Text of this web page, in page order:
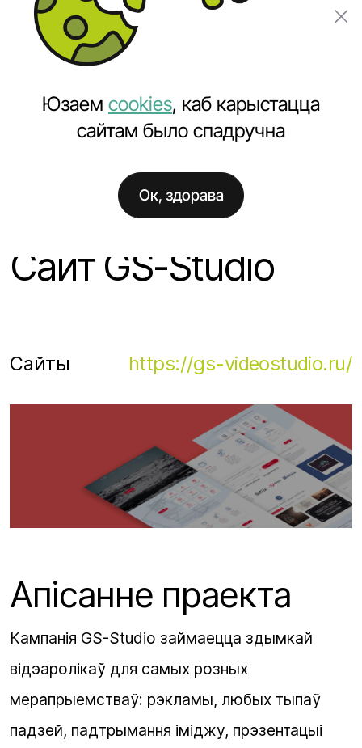
Праекты Сайт GS-Studio
Сайт GS-Studio
Сайты https://gs-videostudio.ru/
Апісанне праекта
Кампанія GS-Studio займаецца здымкай
відэаролікаў для самых розных
мерапрыемстваў: рэкламы, любых тыпаў
падзей, падтрымання іміджу, прэзентацыі
Юзаем cookies, каб карыстацца
сайтам было спадручна
Ок, здорава